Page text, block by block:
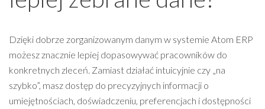
Dzięki dobrze zorganizowanym danym w systemie Atom ERP
możesz znacznie lepiej dopasowywać pracowników do
konkretnych zleceń. Zamiast działać intuicyjnie czy „na
szybko”, masz dostęp do precyzyjnych informacji o
umiejętnościach, doświadczeniu, preferencjach i dostępności